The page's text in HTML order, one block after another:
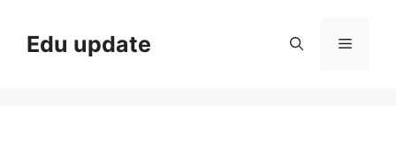
contentEdu update Menu